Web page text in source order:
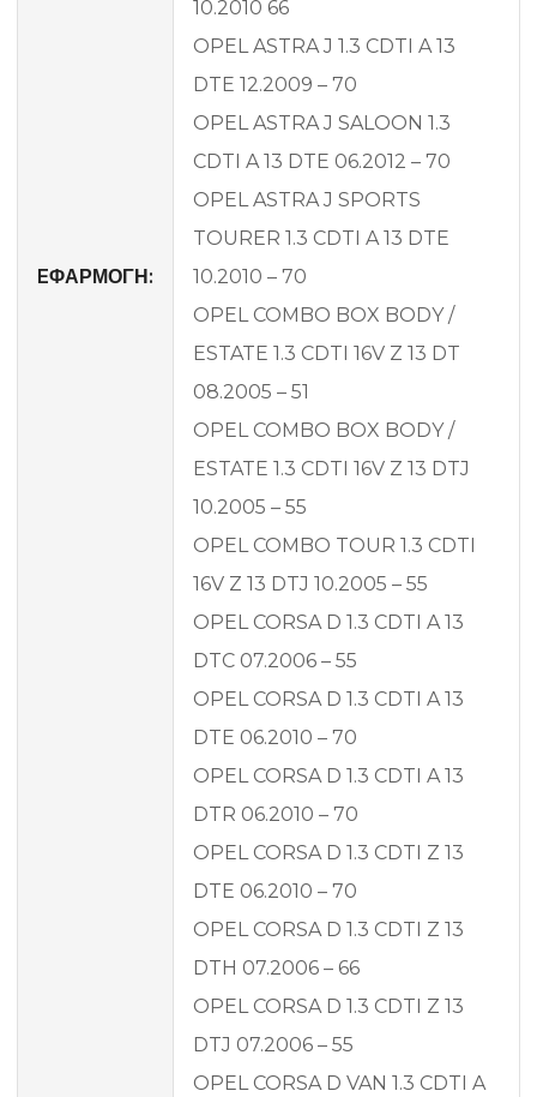
EΦΑΡΜΟΓΗ:
10.2010 66
OPEL ASTRA J 1.3 CDTI A 13
DTE 12.2009 – 70
OPEL ASTRA J SALOON 1.3
CDTI A 13 DTE 06.2012 – 70
OPEL ASTRA J SPORTS
TOURER 1.3 CDTI A 13 DTE
10.2010 – 70
OPEL COMBO BOX BODY /
ESTATE 1.3 CDTI 16V Z 13 DT
08.2005 – 51
OPEL COMBO BOX BODY /
ESTATE 1.3 CDTI 16V Z 13 DTJ
10.2005 – 55
OPEL COMBO TOUR 1.3 CDTI
16V Z 13 DTJ 10.2005 – 55
OPEL CORSA D 1.3 CDTI A 13
DTC 07.2006 – 55
OPEL CORSA D 1.3 CDTI A 13
DTE 06.2010 – 70
OPEL CORSA D 1.3 CDTI A 13
DTR 06.2010 – 70
OPEL CORSA D 1.3 CDTI Z 13
DTE 06.2010 – 70
OPEL CORSA D 1.3 CDTI Z 13
DTH 07.2006 – 66
OPEL CORSA D 1.3 CDTI Z 13
DTJ 07.2006 – 55
OPEL CORSA D VAN 1.3 CDTI A